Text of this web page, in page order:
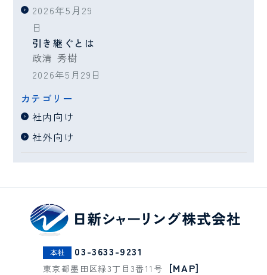
2026年5月29
日
引き継ぐとは
政清 秀樹
2026年5月29日
カテゴリー
社内向け
社外向け
本社 03-3633-9231
東京都墨田区緑3丁目3番11号 [MAP]